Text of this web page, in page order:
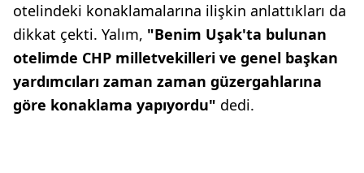
otelindeki konaklamalarına ilişkin anlattıkları da
dikkat çekti. Yalım, "Benim Uşak'ta bulunan
otelimde CHP milletvekilleri ve genel başkan
yardımcıları zaman zaman güzergahlarına
göre konaklama yapıyordu" dedi.